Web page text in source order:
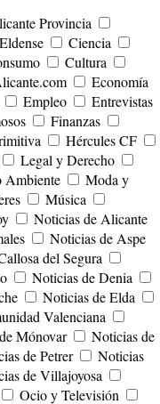
Provincia
Ciencia
Cultura
Economía
Empleo
Entrevistas
Finanzas
Hércules CF
Legal y Derecho
Ambiente
Moda y
Música
Noticias de Alicante
Noticias de Aspe
del Segura
Noticias de Denia
Noticias de Elda
Valenciana
Mónovar
Noticias de
de Petrer
Noticias
de Villajoyosa
Ocio y Televisión